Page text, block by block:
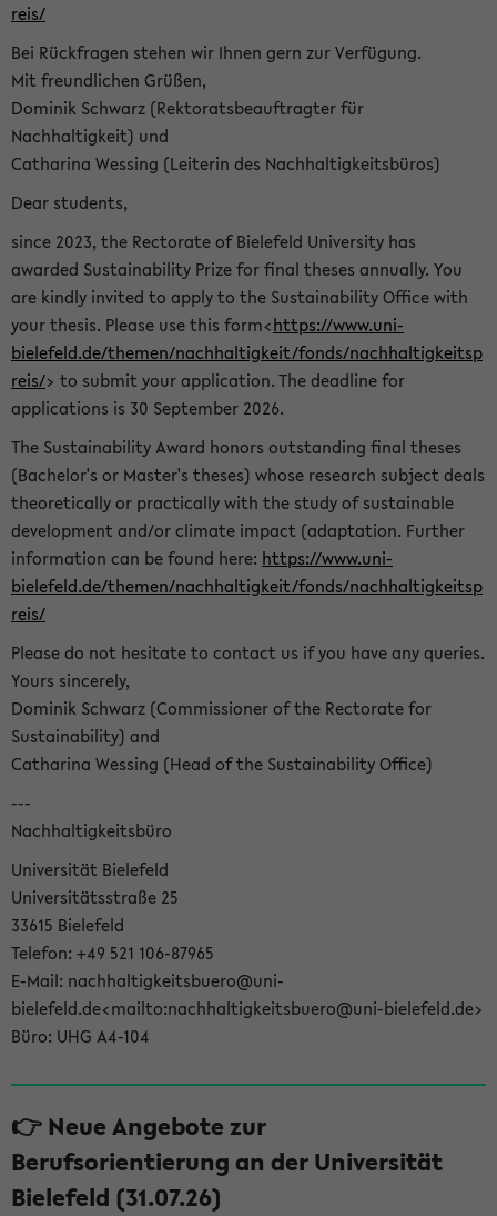
reis/
Bei Rückfragen stehen wir Ihnen gern zur Verfügung.
Mit freundlichen Grüßen,
Dominik Schwarz (Rektoratsbeauftragter für
Nachhaltigkeit) und
Catharina Wessing (Leiterin des Nachhaltigkeitsbüros)
Dear students,
since 2023, the Rectorate of Bielefeld University has
awarded Sustainability Prize for final theses annually. You
are kindly invited to apply to the Sustainability Office with
your thesis. Please use this form<https://www.uni-
bielefeld.de/themen/nachhaltigkeit/fonds/nachhaltigkeitsp
reis/> to submit your application. The deadline for
applications is 30 September 2026.
The Sustainability Award honors outstanding final theses
(Bachelor's or Master's theses) whose research subject deals
theoretically or practically with the study of sustainable
development and/or climate impact (adaptation. Further
information can be found here: https://www.uni-
bielefeld.de/themen/nachhaltigkeit/fonds/nachhaltigkeitsp
reis/
Please do not hesitate to contact us if you have any queries.
Yours sincerely,
Dominik Schwarz (Commissioner of the Rectorate for
Sustainability) and
Catharina Wessing (Head of the Sustainability Office)
---
Nachhaltigkeitsbüro
Universität Bielefeld
Universitätsstraße 25
33615 Bielefeld
Telefon: +49 521 106-87965
E-Mail: nachhaltigkeitsbuero@uni-
bielefeld.de<mailto:nachhaltigkeitsbuero@uni-bielefeld.de>
Büro: UHG A4-104
👉 Neue Angebote zur
Berufsorientierung an der Universität
Bielefeld (31.07.26)